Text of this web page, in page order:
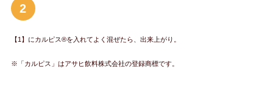
2
【1】にカルピス®を入れてよく混ぜたら、出来上がり。
※「カルピス」はアサヒ飲料株式会社の登録商標です。